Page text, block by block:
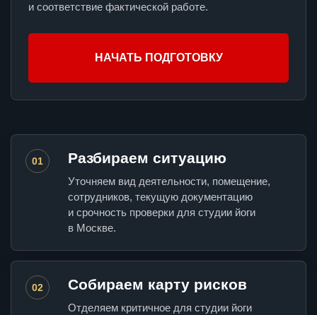
и соответствие фактической работе.
НАЧАТЬ ПОДГОТОВКУ
01 Разбираем ситуацию
Уточняем вид деятельности, помещение,
сотрудников, текущую документацию
и срочность проверки для студии йоги
в Москве.
02 Собираем карту рисков
Отделяем критичное для студии йоги